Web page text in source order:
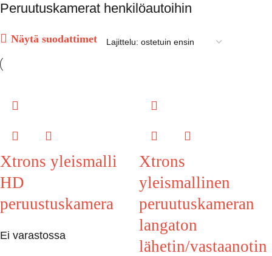
Peruutuskamerat henkilöautoihin
Näytä suodattimet
Xtrons yleismalli
HD
peruustuskamera
Ei varastossa
Xtrons
yleismallinen
peruutuskameran
langaton
lähetin/vastaanotin